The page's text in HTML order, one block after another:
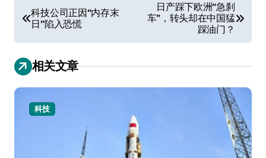
章
导
航
科技公司正因“内存末
日”陷入恐慌
日产踩下欧洲“急刹
车”，转头却在中国猛
踩油门？
相关文章
科技